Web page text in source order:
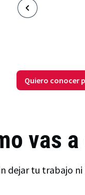
Quiero conocer
vas
dejar tu trabajo